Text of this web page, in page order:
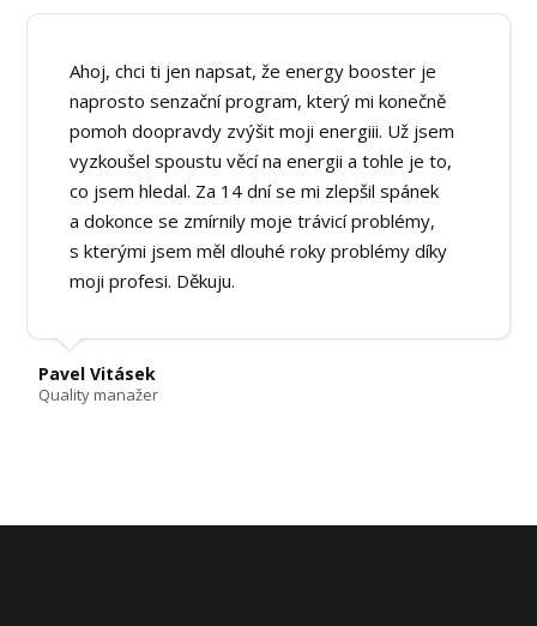
Ahoj, chci ti jen napsat, že energy booster je
naprosto senzační program, který mi konečně
pomoh doopravdy zvýšit moji energiii. Už jsem
vyzkoušel spoustu věcí na energii a tohle je to,
co jsem hledal. Za 14 dní se mi zlepšil spánek
a dokonce se zmírnily moje trávicí problémy,
s kterými jsem měl dlouhé roky problémy díky
moji profesi. Děkuju.
Pavel Vitásek
Quality manažer